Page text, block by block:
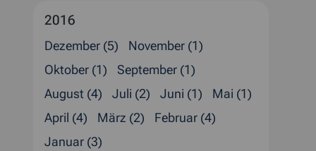
2016
Dezember (5)
November (1)
Oktober (1)
September (1)
August (4)
Juli (2) Juni (1)
Mai (1)
April (4)
März (2)
Februar (4)
Januar (3)